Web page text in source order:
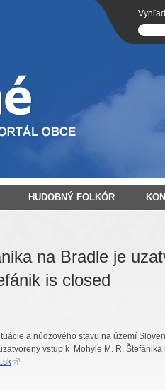
HUDOBNÝ FOLKÓR
na Bradle je
is closed
a núdzového stavu na území
vstup k Mohyle M. R. Štefánika